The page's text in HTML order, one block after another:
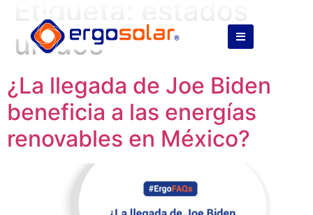
Etiqueta:
unidos
¿La llegada de Joe Biden
beneficia a las energías
renovables en México?